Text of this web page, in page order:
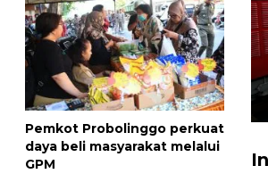
Pemkot Probolinggo perkuat
daya beli masyarakat melalui
GPM
hentikan operasi
KM Mutiara
2026 22:38